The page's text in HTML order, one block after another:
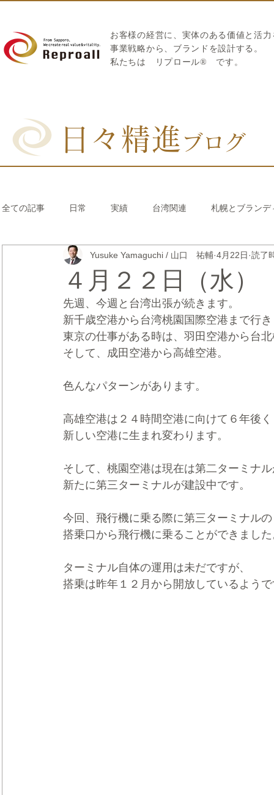
お客様の経営に、実体のある価値と活
​事業戦略から、ブランドを設計する。
私たちは
リプロール® です。
日々精進 ブログ
全ての記事 日常 実績 台湾関連 札幌とブランデ
リブランディング® さとうきび繊維のストロー 中国
CRMブランディング® デジタルマーケティングブランデ
４月２２日（水
Yusuke Yamaguchi / 山口 祐輔 4月22日 読了
先週、今週と台湾出張が続きます。
新千歳空港から台湾桃園国際空港まで行
東京の仕事がある時は、羽田空港から台
そして、成田空港から高雄空港。
色んなパターンがあります。
高雄空港は２４時間空港に向けて６年後
新しい空港に生まれ変わります。
そして、桃園空港は現在は第二ターミナ
新たに第三ターミナルが建設中です。
今回、飛行機に乗る際に第三ターミナルの
搭乗口から飛行機に乗ることができまし
ターミナル自体の運用は未だですが、
搭乗は昨年１２月から開放しているよう